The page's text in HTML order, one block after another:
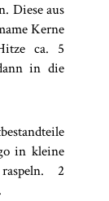
Diese aus
Kerne
ca. 5
in die
in kleine
2